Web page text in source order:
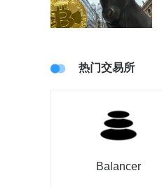
热门交易所
Balancer